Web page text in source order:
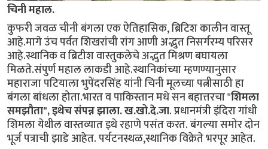
चिनी महाल.
कुफरी जवळ चीनी बंगला एक ऐतिहासिक, ब्रिटिश कालीन वास्तू
आहे.मागे उंच पर्वत शिखरांची रांग आणी अद्भुत निसर्गरम्य परिसर
आहे.स्थानिक व ब्रिटीश वास्तुकलेचे अद्भुत मिश्रण बघायला
मिळते.संपुर्ण महाल लाकडी आहे.स्थानिकांच्या म्हणण्यानुसार
महाराजा पटियाला भुपेंदरसिंह यांनी चिनी मूलच्या पत्नीसाठी हा
बंगला बांधला होता.भारत व पाकिस्तान मधे सन बहात्तरचा "शिमला
समझौता", इथेच संपन्न झाला. ख.खो.दे.जा. प्रधानमंत्री इंदिरा गांधी
शिमला येथील वास्तव्यात इथे रहाणे पसंत करत. बंगल्या समोर दोन
भूर्ज पत्राची झाडे आहेत. पर्यटनस्थळ,स्थानिक विक्रेते भरपूर आहेत.